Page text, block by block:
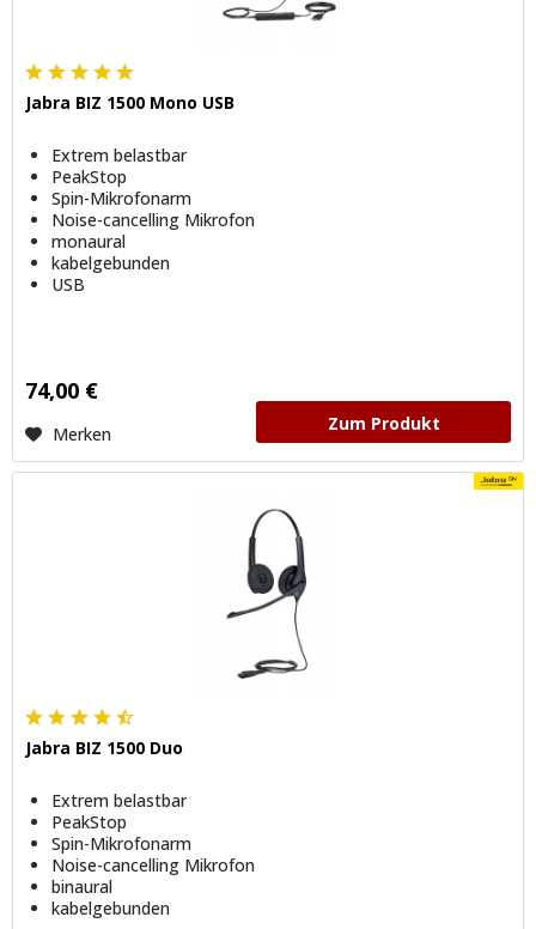
Jabra BIZ 1500 Mono USB
Extrem belastbar
PeakStop
Spin-Mikrofonarm
Noise-cancelling Mikrofon
monaural
kabelgebunden
USB
74,00 €
Merken Zum Produkt
Jabra BIZ 1500 Duo
Extrem belastbar
PeakStop
Spin-Mikrofonarm
Noise-cancelling Mikrofon
binaural
kabelgebunden